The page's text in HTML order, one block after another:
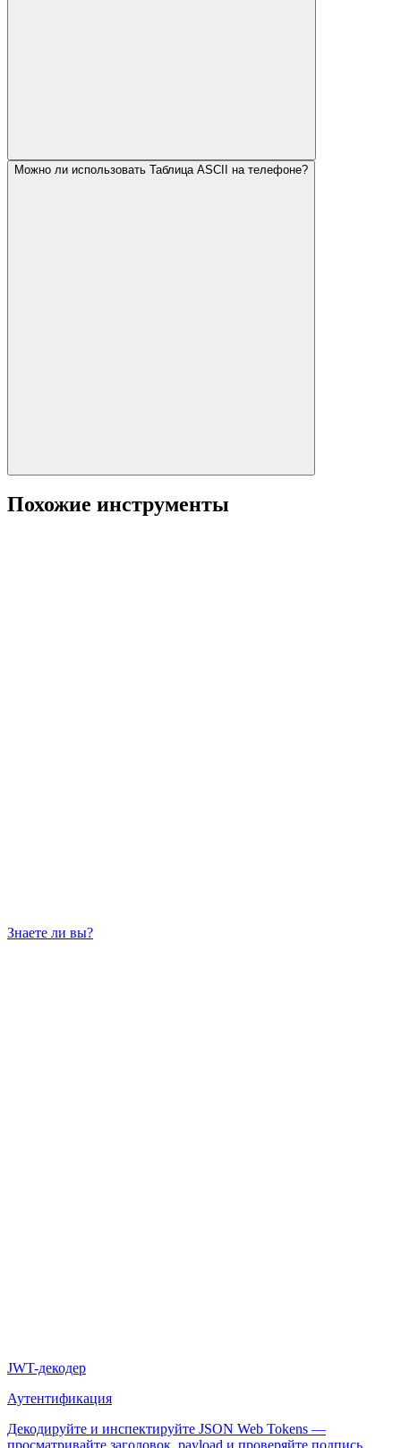
Можно ли использовать Таблица ASCII на телефоне?
Похожие инструменты
Знаете ли вы?
JWT-декодер
Аутентификация
Декодируйте и инспектируйте JSON Web Tokens —